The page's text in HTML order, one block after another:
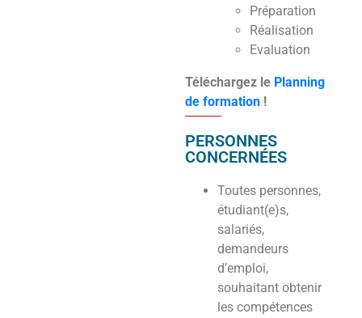
Préparation
Réalisation
Evaluation
Téléchargez le Planning
de formation!
PERSONNES
CONCERNÉES
Toutes personnes,
étudiant(e)s,
salariés,
demandeurs
d’emploi,
souhaitant obtenir
les compétences